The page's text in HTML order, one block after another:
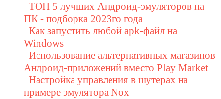
ТОП 5 лучших Андроид-эмуляторов на
ПК - подборка 2023го года
Как запустить любой apk-файл на
Windows
Использование альтернативных магазинов
Андроид-приложений вместо Play Market
Настройка управления в шутерах на
примере эмулятора Nox